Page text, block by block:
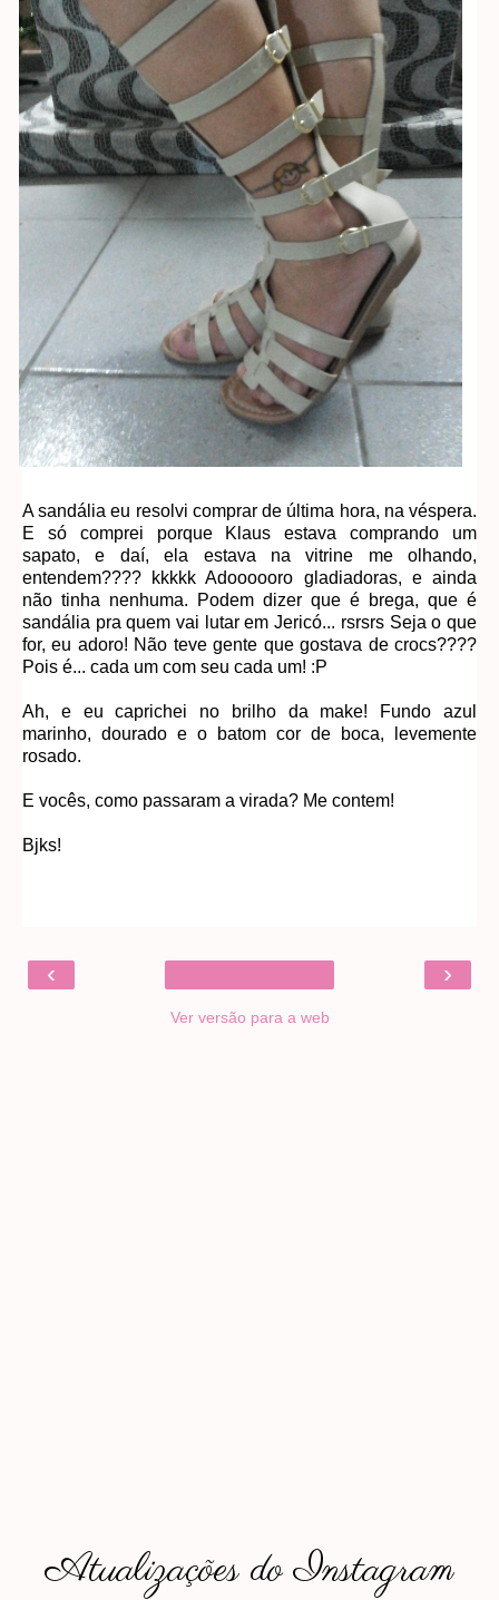
A sandália eu resolvi comprar de última hora, na véspera.
E só comprei porque Klaus estava comprando um
sapato, e daí, ela estava na vitrine me olhando,
entendem???? kkkkk Adoooooro gladiadoras, e ainda
não tinha nenhuma. Podem dizer que é brega, que é
sandália pra quem vai lutar em Jericó... rsrsrs Seja o que
for, eu adoro! Não teve gente que gostava de crocs????
Pois é... cada um com seu cada um! :P
Ah, e eu caprichei no brilho da make! Fundo azul
marinho, dourado e o batom cor de boca, levemente
rosado.
E vocês, como passaram a virada? Me contem!
Bjks!
‹ ›
Ver versão para a web
Atualizações do Instagram